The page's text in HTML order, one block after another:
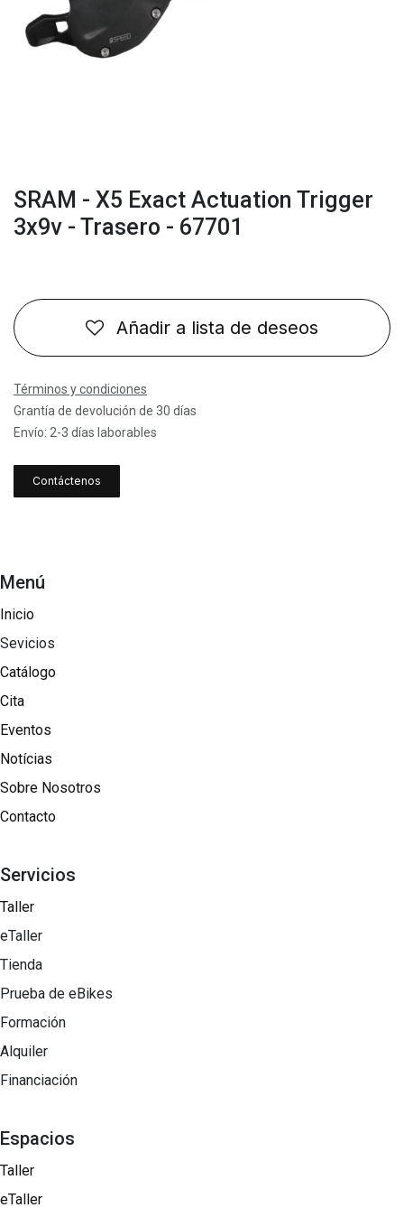
SRAM - X5 Exact Actuation Trigger
3x9v - Trasero - 67701
Añadir a lista de deseos
Términos y condiciones
Grantía de devolución de 30 días
Envío: 2-3 días laborables
Contáctenos
Menú
Inicio
Sevicios
Catálogo
Cita
Eventos
Notícias
Sobre Nosotros​
Contacto
Servicios
Taller
eTaller
Tienda
Prueba de eBikes
Formación
Alquiler
Financiación
Espacios
Taller
eTaller